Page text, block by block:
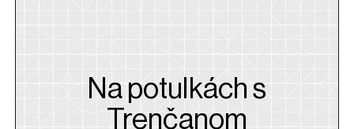
Na potulkách s
Trenčanom